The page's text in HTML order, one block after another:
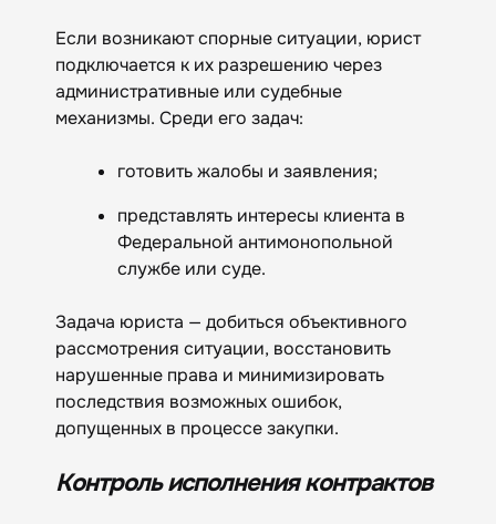
Если возникают спорные ситуации, юрист
подключается к их разрешению через
административные или судебные
механизмы. Среди его задач:
готовить жалобы и заявления;
представлять интересы клиента в
Федеральной антимонопольной
службе или суде.
Задача юриста — добиться объективного
рассмотрения ситуации, восстановить
нарушенные права и минимизировать
последствия возможных ошибок,
допущенных в процессе закупки.
Контроль исполнения контрактов